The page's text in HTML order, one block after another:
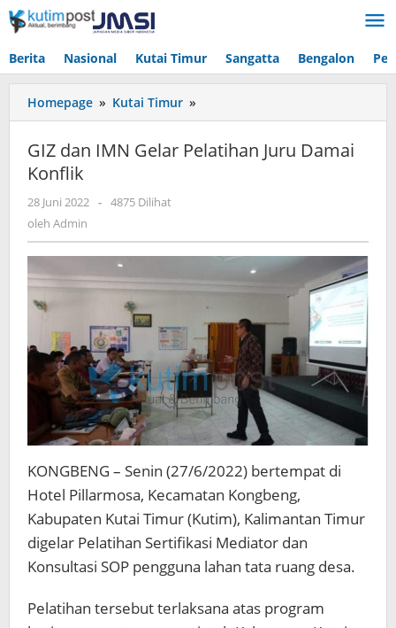
Lewati
ke
Berita Nasional Kutai Timur Sangatta Bengalon
Homepage » Kutai Timur »
dan
Gelar
GIZ dan IMN Gelar Pelatihan Juru Damai
Konflik
28 Juni 2022 oleh
- 4875 Dilihat
oleh Admin
KONGBENG – Senin (27/6/2022) bertempat di
Hotel Pillarmosa, Kecamatan Kongbeng,
Kabupaten Kutai Timur (Kutim), Kalimantan Timur
digelar Pelatihan Sertifikasi Mediator dan
Konsultasi SOP pengguna lahan tata ruang desa.
Pelatihan tersebut terlaksana atas program